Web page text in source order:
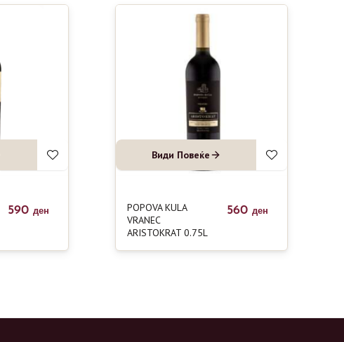
590 ден
Види Повеќе
POPOVA KULA
VRANEC
ARISTOKRAT 0.75L
560 ден